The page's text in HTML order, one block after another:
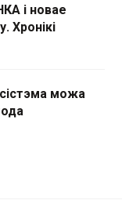
і новае
Хронікі
можа